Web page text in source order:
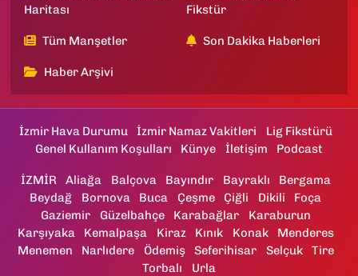
Haritası
Fikstür
Tüm Manşetler Son Dakika Haberleri
Haber Arşivi
İzmir Hava Durumu İzmir Namaz Vakitleri
Lig Fikstürü
Genel Kullanım Koşulları
Künye İletişim Podcast
İZMİR Aliağa Balçova Bayındır Bayraklı
Bergama
Beydağ
Bornova Buca Çeşme Çiğli Dikili
Foça
Gaziemir
Güzelbahçe Karabağlar
Karaburun
Karşıyaka
Kemalpaşa Kiraz Kınık Konak
Menderes
Menemen
Narlıdere Ödemiş Seferihisar Selçuk
Tire
Torbalı
Urla